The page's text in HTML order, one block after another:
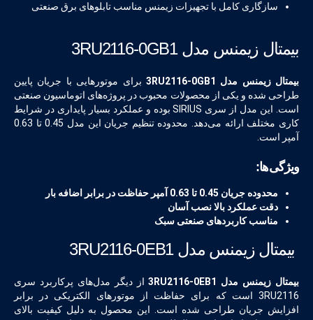
سازگاری کامل با تجهیزات زیمنس مناسب تابلوهای برق صنعتی
بیمتال زیمنس مدل 3RU2116-0GB1
بیمتال زیمنس مدل 3RU2116-0GB1
برای موتورهایی با جریان پایین
طراحی شده و یکی از محصولات محبوب در پروژه‌های اتوماسیون صنعتی
است. این مدل از سری SIRIUS بوده و عملکرد بسیار پایداری در شرایط
کاری مختلف ارائه می‌دهد. محدوده تنظیم جریان این مدل 0.45 تا 0.63
آمپر است.
ویژگی‌ها:
محدوده جریان 0.45 تا 0.63 آمپر حفاظت در برابر اضافه بار
دقت عملکرد بالا نصب آسان
مناسب کاربردهای صنعتی سبک
بیمتال زیمنس مدل 3RU2116-0EB1
بیمتال زیمنس مدل 3RU2116-0EB1
از دیگر مدل‌های پرکاربرد سری
3RU2116 است که برای حفاظت از موتورهای الکتریکی در برابر
افزایش جریان طراحی شده است. این محصول به دلیل کیفیت بالای